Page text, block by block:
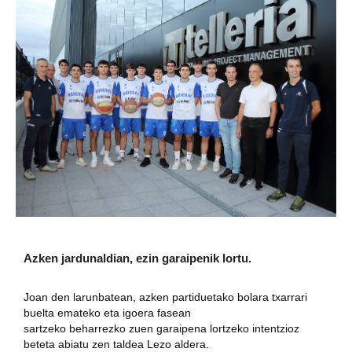
Azken jardunaldian, ezin garaipenik lortu.
Joan den larunbatean, azken partiduetako bolara txarrari
buelta emateko eta igoera fasean
sartzeko beharrezko zuen garaipena lortzeko intentzioz
beteta abiatu zen taldea Lezo aldera.